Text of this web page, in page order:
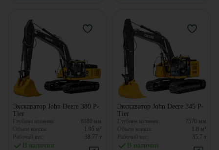
Экскаватор John Deere 380 P-
Tier
Глубина копания: 8180 мм
Объем ковша:
1.95 м³
Рабочий вес:
38.77 т
В наличии
Экскаватор John Deere 345 P-
Tier
Глубина копания: 7570 мм
Объем ковша:
1.8 м³
Рабочий вес:
35.7 т
В наличии